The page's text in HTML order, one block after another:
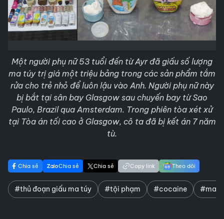
Một người phụ nữ 53 tuổi đến từ Ayr đã giấu số lượng
ma túy trị giá một triệu bảng trong các sản phẩm tắm
rửa cho trẻ nhỏ để luôn lậu vào Anh. Người phụ nữ này
bị bắt tại sân bay Glasgow sau chuyến bay từ Sao
Paulo, Brazil qua Amsterdam. Trong phiên tòa xét xử
tại Tòa án tối cao ở Glasgow, cô ta đã bị kết án 7 năm
tù.
Chia sẻ Chia sẻ Chia sẻ Copy link Theo dõi
#thủ đoạn giấu ma túy #tội phạm #cocaine #ma